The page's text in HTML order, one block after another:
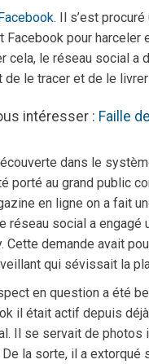
. Il s’est
Facebook pour
le réseau social a
le tracer et de le
intéresser : Faille
dans le
porté au grand public
en ligne on a fait
réseau social a
Cette demande avait
qui sévissait la
en question a été
il était actif depuis
Il se servait de photos
De la sorte, il a